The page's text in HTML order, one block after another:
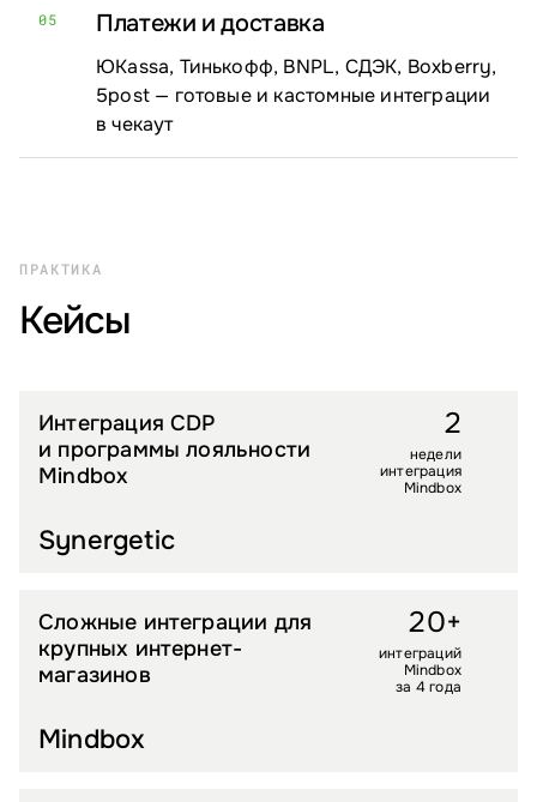
05 Платежи и доставка
ЮKassa, Тинькофф, BNPL, СДЭК, Boxberry,
5post — готовые и кастомные интеграции
в чекаут
ПРАКТИКА
Кейсы
FMCG
Synergetic
Интеграция CDP
и программы лояльности
Mindbox
2
недели
интеграция
Mindbox
УСЛУГИ
Mindbox
Сложные интеграции для
крупных интернет-
магазинов
20+
интеграций
Mindbox
за 4 года